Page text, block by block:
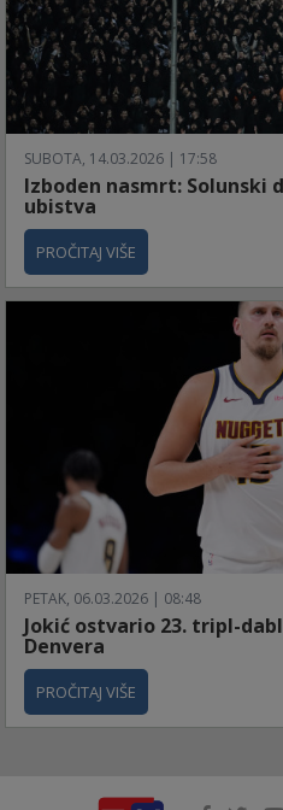
SUBOTA, 14.03.2026 | 17:58
Izboden nasmrt: Solunski
ubistva
PROČITAJ VIŠE
PETAK, 06.03.2026 | 08:48
Jokić ostvario 23. tripl-
Denvera
PROČITAJ VIŠE